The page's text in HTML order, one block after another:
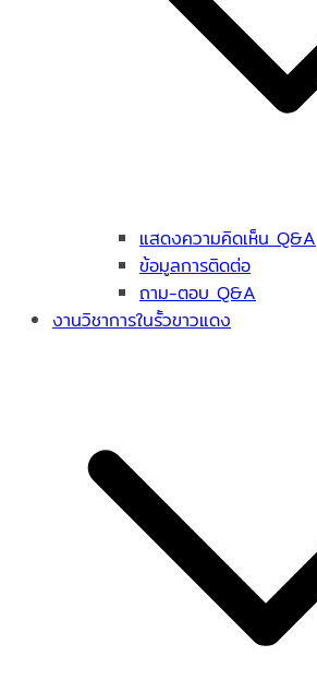
แสดงความคิดเห็น Q&A
ข้อมูลการติดต่อ
ถาม-ตอบ Q&A
งานวิชาการในรั้วขาวแดง